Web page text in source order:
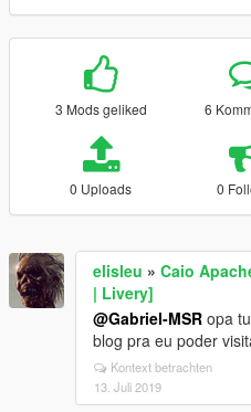
3 Mods geliked 6
0 Uploads 0
elisleu » Caio
| Livery]
@Gabriel-MSR opa
blog pra eu poder
Kontext betrachten
13. Juli 2019